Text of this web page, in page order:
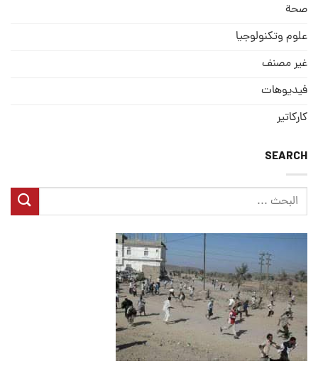
صحة
علوم وتكنولوجيا
غير مصنف
فيديوهات
كاركاتير
SEARCH